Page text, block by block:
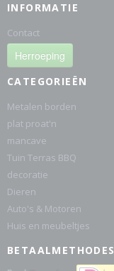
INFORMATIE
Contact
Herroeping
CATEGORIEËN
Metalen borden
plat proat'n
mancave
Tuin Terras BBQ
decoratie
Dieren
Auto's & Motoren
Huis en meubeltjes
BETAALMETHODES